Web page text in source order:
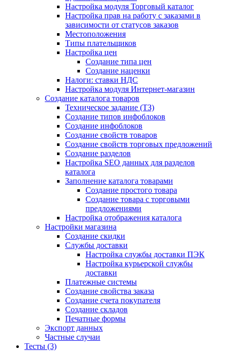
Настройка модуля Торговый каталог
Настройка прав на работу с заказами в
зависимости от статусов заказов
Местоположения
Типы плательщиков
Настройка цен
Создание типа цен
Создание наценки
Налоги: ставки НДС
Настройка модуля Интернет-магазин
Создание каталога товаров
Техническое задание (ТЗ)
Создание типов инфоблоков
Создание инфоблоков
Создание свойств товаров
Создание свойств торговых предложений
Создание разделов
Настройка SEO данных для разделов
каталога
Заполнение каталога товарами
Создание простого товара
Создание товара с торговыми
предложениями
Настройка отображения каталога
Настройки магазина
Создание скидки
Службы доставки
Настройка службы доставки ПЭК
Настройка курьерской службы
доставки
Платежные системы
Создание свойства заказа
Создание счета покупателя
Создание складов
Печатные формы
Экспорт данных
Частные случаи
Тесты (3)